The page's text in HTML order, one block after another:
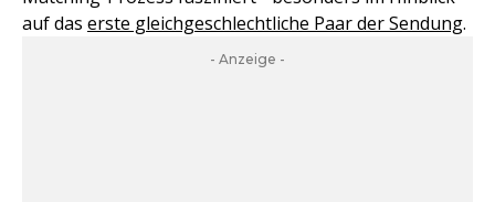
auf das erste gleichgeschlechtliche Paar der Sendung.
- Anzeige -